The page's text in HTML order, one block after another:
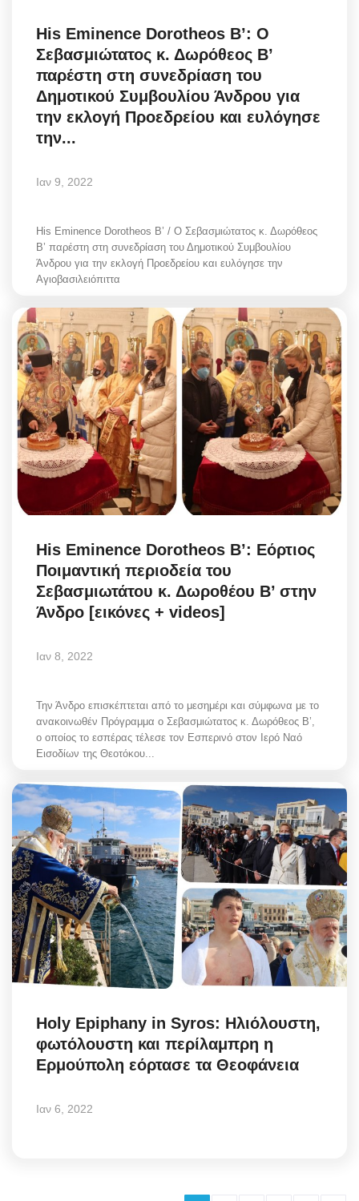
His Eminence Dorotheos B’: Ο
Σεβασμιώτατος κ. Δωρόθεος Β’
παρέστη στη συνεδρίαση του
Δημοτικού Συμβουλίου Άνδρου για
την εκλογή Προεδρείου και ευλόγησε
την...
Ιαν 9, 2022
His Eminence Dorotheos B’ / Ο Σεβασμιώτατος κ. Δωρόθεος
Β’ παρέστη στη συνεδρίαση του Δημοτικού Συμβουλίου
Άνδρου για την εκλογή Προεδρείου και ευλόγησε την
Αγιοβασιλειόπιττα
His Eminence Dorotheos B’: Εόρτιος
Ποιμαντική περιοδεία του
Σεβασμιωτάτου κ. Δωροθέου Β’ στην
Άνδρο [εικόνες + videos]
Ιαν 8, 2022
Την Άνδρο επισκέπτεται από το μεσημέρι και σύμφωνα με το
ανακοινωθέν Πρόγραμμα ο Σεβασμιώτατος κ. Δωρόθεος Β’,
ο οποίος το εσπέρας τέλεσε τον Εσπερινό στον Ιερό Ναό
Εισοδίων της Θεοτόκου...
Holy Epiphany in Syros: Ηλιόλουστη,
φωτόλουστη και περίλαμπρη η
Ερμούπολη εόρτασε τα Θεοφάνεια
Ιαν 6, 2022